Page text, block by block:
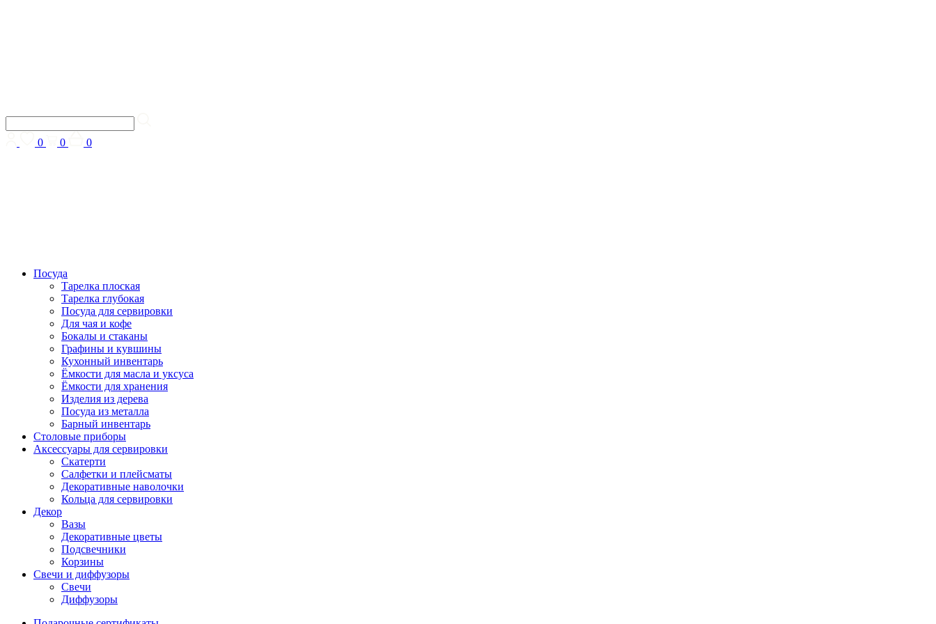
0 0 0
Посуда
Тарелка плоская
Тарелка глубокая
Посуда для сервировки
Для чая и кофе
Бокалы и стаканы
Графины и кувшины
Кухонный инвентарь
Ёмкости для масла и уксуса
Ёмкости для хранения
Изделия из дерева
Посуда из металла
Барный инвентарь
Столовые приборы
Аксессуары для сервировки
Скатерти
Cалфетки и плейсматы
Декоративные наволочки
Кольца для сервировки
Декор
Вазы
Декоративные цветы
Подсвечники
Корзины
Свечи и диффузоры
Свечи
Диффузоры